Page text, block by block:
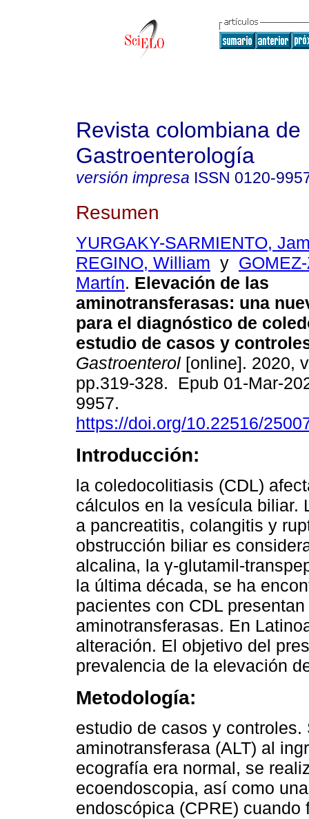
Revista colombiana de
Gastroenterología
versión impresa ISSN 0120-
Resumen
YURGAKY-SARMIENTO,
REGINO, William y
Martín. Elevación de las
aminotransferasas: una
para el diagnóstico de
estudio de casos y
Gastroenterol [online]. 2020,
pp.319-328. Epub 01-Mar-
9957.
https://doi.org/10.22516/
Introducción:
la coledocolitiasis (CDL)
cálculos en la vesícula biliar.
a pancreatitis, colangitis y
obstrucción biliar es
alcalina, la γ-glutamil-
la última década, se ha
pacientes con CDL
aminotransferasas. En
alteración. El objetivo del
prevalencia de la elevación
Metodología:
estudio de casos y
aminotransferasa (ALT) al
ecografía era normal, se
ecoendoscopia, así como
endoscópica (CPRE) cuando